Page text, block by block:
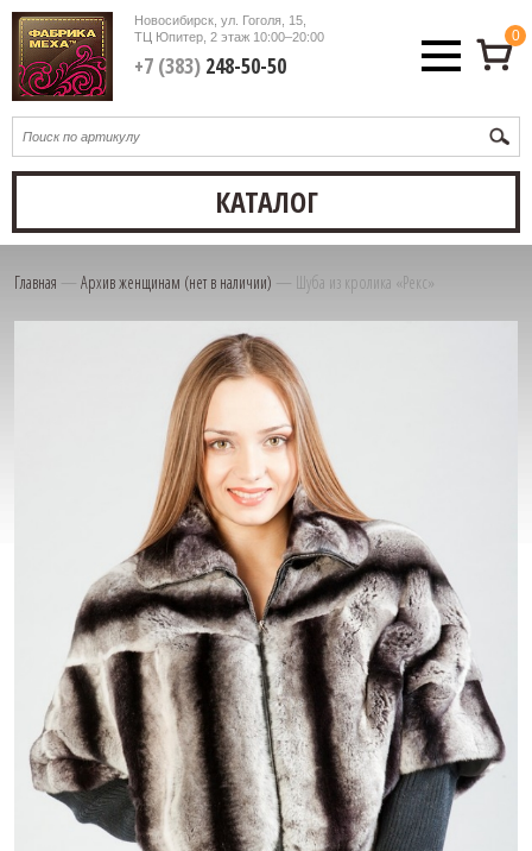
Новосибирск, ул. Гоголя, 15,
ТЦ Юпитер, 2 этаж10:00–20:00
+7 (383)248-50-50
0
КАТАЛОГ
Главная — Архив женщинам (нет в наличии) — Шуба из кролика «Рекс»